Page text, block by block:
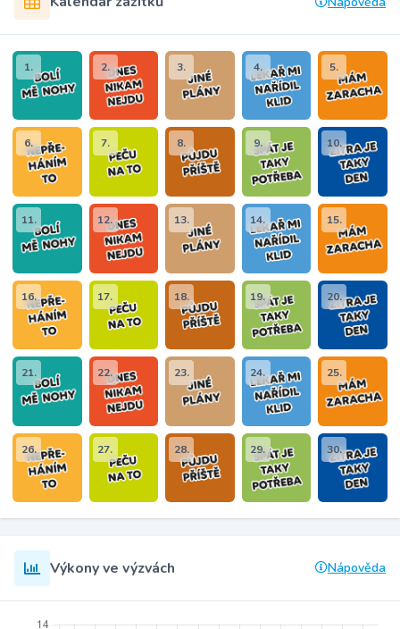
1. 2. 3. 4. 5.
6. 7. 8. 9. 10.
11. 12. 13. 14. 15.
16. 17. 18. 19. 20.
21. 22. 23. 24. 25.
26. 27. 28. 29. 30.
Výkony ve výzvách Nápověda